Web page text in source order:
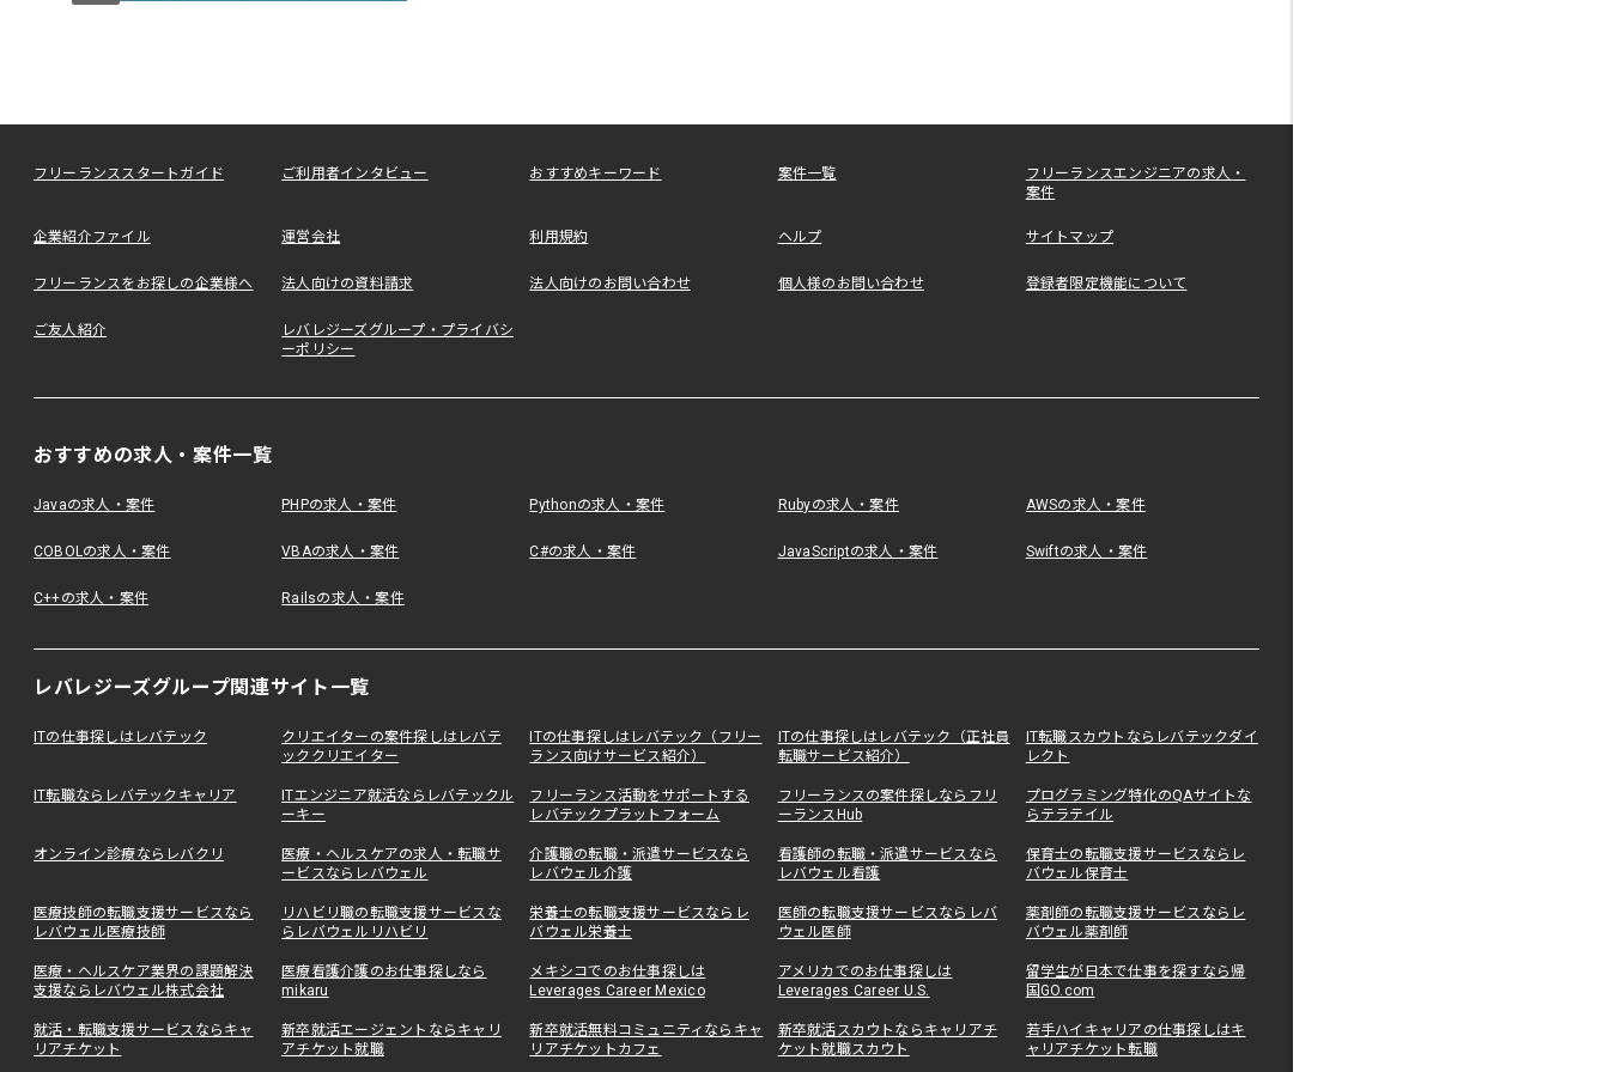
フリーランススタートガイド ご利用者インタビュー おすすめキーワード 案件一覧
フリーランスエンジニアの求人・
案件
企業紹介ファイル 運営会社 利用規約 ヘルプ サイトマップ
フリーランスをお探しの企業様へ 法人向けの資料請求 法人向けのお問い合わせ 個人様のお問い合わせ 登録者限定機能について
ご友人紹介
レバレジーズグループ・プライバシ
ーポリシー
おすすめの求人・案件一覧
Javaの求人・案件 PHPの求人・案件 Pythonの求人・案件 Rubyの求人・案件 AWSの求人・案件
COBOLの求人・案件 VBAの求人・案件 C#の求人・案件 JavaScriptの求人・案件 Swiftの求人・案件
C++の求人・案件 Railsの求人・案件
レバレジーズグループ関連サイト一覧
ITの仕事探しはレバテック
クリエイターの案件探しはレバテ
ッククリエイター
ITの仕事探しはレバテック（フリー
ランス向けサービス紹介）
ITの仕事探しはレバテック（正社員
転職サービス紹介）
IT転職スカウトならレバテックダイ
レクト
IT転職ならレバテックキャリア
ITエンジニア就活ならレバテックル
ーキー
フリーランス活動をサポートする
レバテックプラットフォーム
フリーランスの案件探しならフリ
ーランスHub
プログラミング特化のQAサイトな
らテラテイル
オンライン診療ならレバクリ
医療・ヘルスケアの求人・転職サ
ービスならレバウェル
介護職の転職・派遣サービスなら
レバウェル介護
看護師の転職・派遣サービスなら
レバウェル看護
保育士の転職支援サービスならレ
バウェル保育士
医療技師の転職支援サービスなら
レバウェル医療技師
リハビリ職の転職支援サービスな
らレバウェルリハビリ
栄養士の転職支援サービスならレ
バウェル栄養士
医師の転職支援サービスならレバ
ウェル医師
薬剤師の転職支援サービスならレ
バウェル薬剤師
医療・ヘルスケア業界の課題解決
支援ならレバウェル株式会社
医療看護介護のお仕事探しなら
mikaru
メキシコでのお仕事探しは
Leverages Career Mexico
アメリカでのお仕事探しは
Leverages Career U.S.
留学生が日本で仕事を探すなら帰
国GO.com
就活・転職支援サービスならキャ
リアチケット
新卒就活エージェントならキャリ
アチケット就職
新卒就活無料コミュニティならキャ
リアチケットカフェ
新卒就活スカウトならキャリアチ
ケット就職スカウト
若手ハイキャリアの仕事探しはキ
ャリアチケット転職